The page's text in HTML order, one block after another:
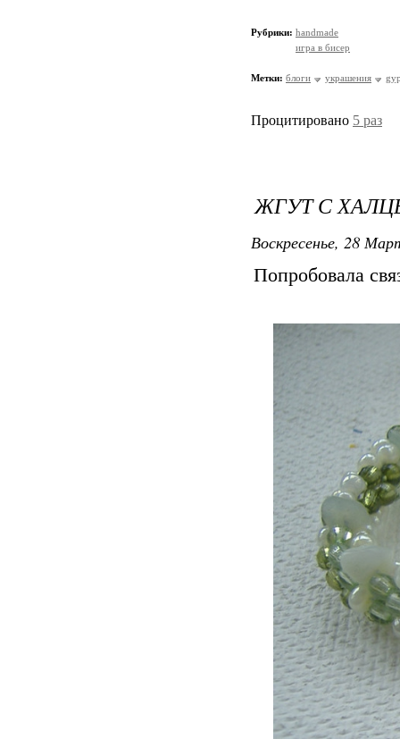
Рубрики: handmade
игра в бисер
Метки: блоги украшения
Процитировано 5 раз
ЖГУТ С
Воскресенье, 28
Попробовала